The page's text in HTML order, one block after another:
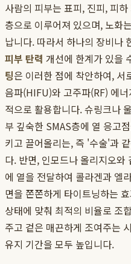
사람의 피부는 표피, 진피, 피
층으로 이루어져 있으며, 노화
납니다. 따라서 하나의 장비나
피부 탄력 개선에 한계가 있을
팅은 이러한 점에 착안하여, 서
음파(HIFU)와 고주파(RF) 에
적으로 활용합니다. 슈링크나
부 깊숙한 SMAS층에 열 응고
키고 끌어올리는, 즉 '수술'과
다. 반면, 인모드나 올리지오와
에 열을 전달하여 콜라겐과 엘
면을 쫀쫀하게 타이트닝하는
상태에 맞춰 최적의 비율로 조
주고 겉은 매끈하게 조여주는
유지 기간을 모두 높입니다.